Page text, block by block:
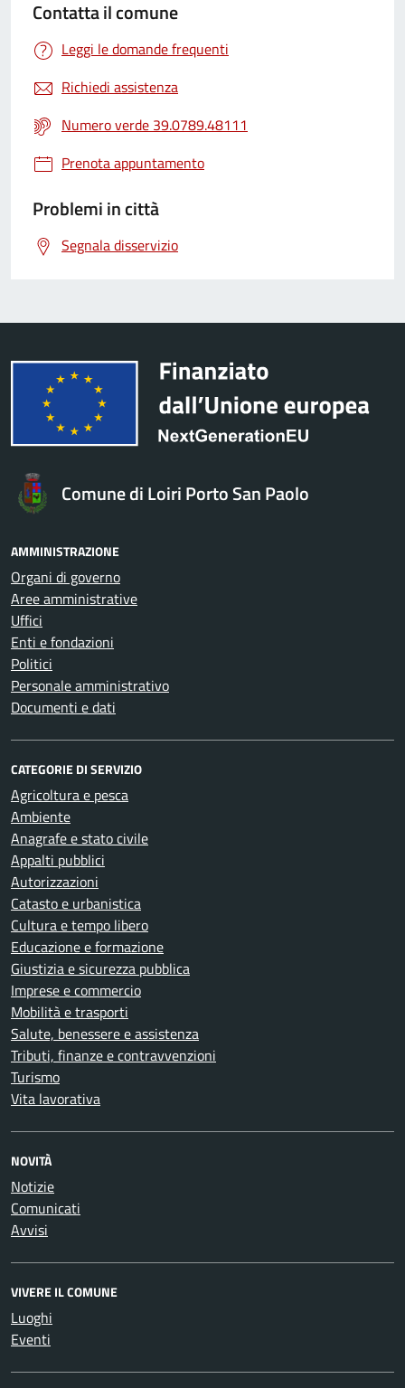
Contatta il comune
Leggi le domande frequenti
Richiedi assistenza
Numero verde 39.0789.48111
Prenota appuntamento
Problemi in città
Segnala disservizio
Comune di Loiri Porto San Paolo
AMMINISTRAZIONE
Organi di governo
Aree amministrative
Uffici
Enti e fondazioni
Politici
Personale amministrativo
Documenti e dati
CATEGORIE DI SERVIZIO
Agricoltura e pesca
Ambiente
Anagrafe e stato civile
Appalti pubblici
Autorizzazioni
Catasto e urbanistica
Cultura e tempo libero
Educazione e formazione
Giustizia e sicurezza pubblica
Imprese e commercio
Mobilità e trasporti
Salute, benessere e assistenza
Tributi, finanze e contravvenzioni
Turismo
Vita lavorativa
NOVITÀ
Notizie
Comunicati
Avvisi
VIVERE IL COMUNE
Luoghi
Eventi